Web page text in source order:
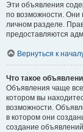
Эти объявления
по возможности. Они
личном разделе.
предоставляются
Вернуться к
Что такое
Объявления чаще
котором вы
возможности.
в котором они
создание